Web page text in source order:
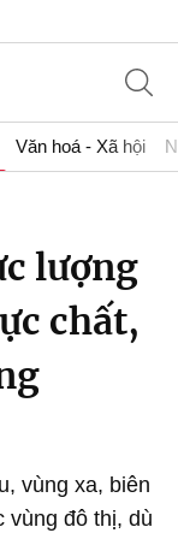
Văn hoá - Xã hội
lượng
chất,
vùng xa, biên
vùng đô thị, dù